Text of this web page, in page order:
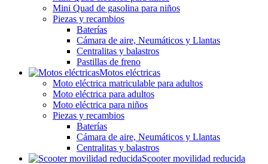
Mini Quad de gasolina para niños
Piezas y recambios
Baterías
Cámara de aire, Neumáticos y Llantas
Centralitas y balastros
Pastillas de freno
Motos eléctricas
Moto eléctrica matriculable para adultos
Moto eléctrica para adultos
Moto eléctrica para niños
Piezas y recambios
Baterías
Cámara de aire, Neumáticos y Llantas
Centralitas y balastros
Scooter movilidad reducida